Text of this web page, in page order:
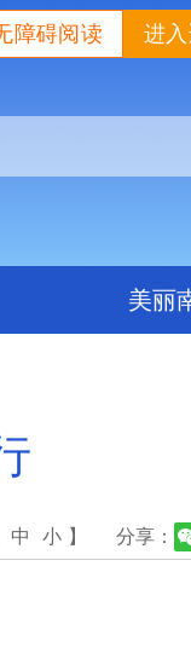
进
障碍阅读
美丽
分享：
中 小 】